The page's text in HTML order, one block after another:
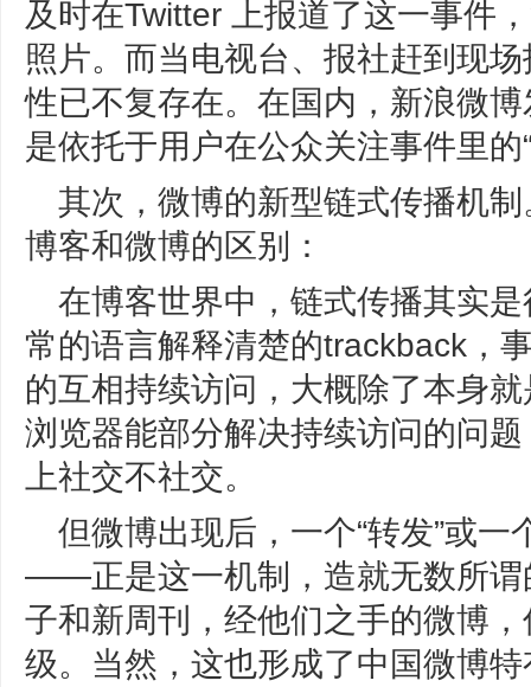
及时在Twitter 上报道了这一事件
照片。而当电视台、报社赶到现
性已不复存在。在国内，新浪微
是依托于用户在公众关注事件里的
其次，微博的新型链式传播机
博客和微博的区别：
在博客世界中，链式传播其实
常的语言解释清楚的trackback，
的互相持续访问，大概除了本身
浏览器能部分解决持续访问的问
上社交不社交。
但微博出现后，一个“转发”或一
——正是这一机制，造就无数所谓
子和新周刊，经他们之手的微博
级。当然，这也形成了中国微博